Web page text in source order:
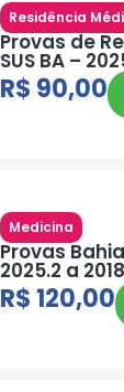
Residência
Provas de
SUS BA –
R$ 90,00
Medicina
Provas
2025.2 a
R$ 120,00